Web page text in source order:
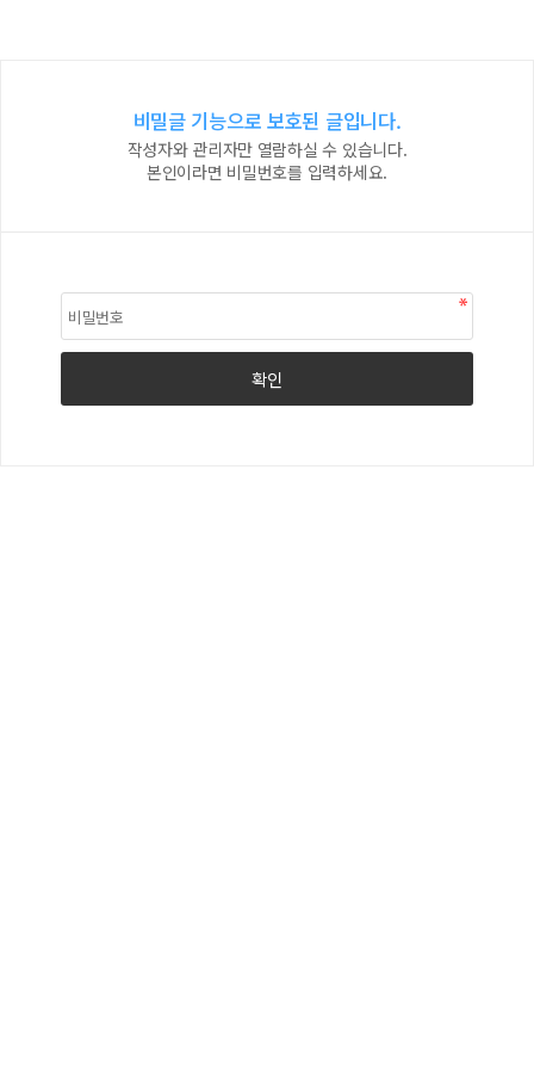
비밀글 기능으로 보호된 글입니다.
작성자와 관리자만 열람하실 수 있습니다.
본인이라면 비밀번호를 입력하세요.